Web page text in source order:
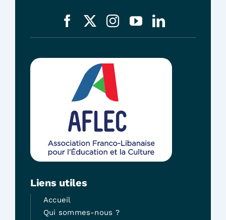
Liens utiles
Accueil
Qui sommes-nous ?